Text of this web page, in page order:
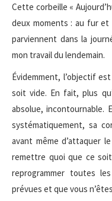
Cette corbeille «
deux moments : au fur et
parviennent dans la
mon travail du lendemain.
Évidemment, l’objectif
soit vide. En fait, plus
absolue, incontournable.
systématiquement, sa
avant même d’attaquer
remettre quoi que ce
reprogrammer toutes
prévues et que vous